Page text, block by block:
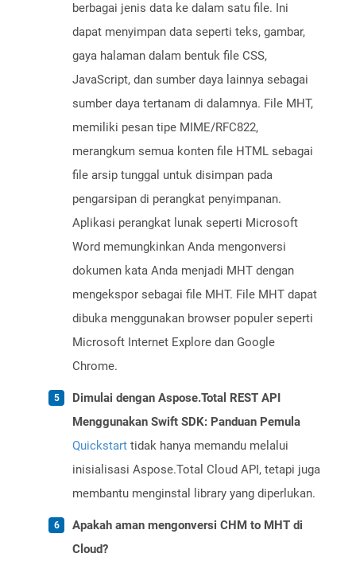
berbagai jenis data ke dalam satu file. Ini
dapat menyimpan data seperti teks, gambar,
gaya halaman dalam bentuk file CSS,
JavaScript, dan sumber daya lainnya sebagai
sumber daya tertanam di dalamnya. File MHT,
memiliki pesan tipe MIME/RFC822,
merangkum semua konten file HTML sebagai
file arsip tunggal untuk disimpan pada
pengarsipan di perangkat penyimpanan.
Aplikasi perangkat lunak seperti Microsoft
Word memungkinkan Anda mengonversi
dokumen kata Anda menjadi MHT dengan
mengekspor sebagai file MHT. File MHT dapat
dibuka menggunakan browser populer seperti
Microsoft Internet Explore dan Google
Chrome.
Dimulai dengan Aspose.Total REST API
Menggunakan Swift SDK: Panduan Pemula
Quickstart tidak hanya memandu melalui
inisialisasi Aspose.Total Cloud API, tetapi juga
membantu menginstal library yang diperlukan.
Apakah aman mengonversi CHM to MHT di
Cloud?